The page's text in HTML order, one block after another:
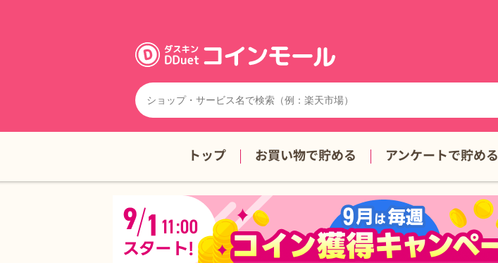
トップ お買い物で貯める アンケートで貯める